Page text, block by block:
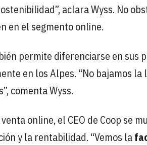
aclara Wyss. No
en el segmento online.
permite diferenciarse en sus
en los Alpes. “No bajamos
comenta Wyss.
online, el CEO de Coop se
y la rentabilidad. “Vemos la